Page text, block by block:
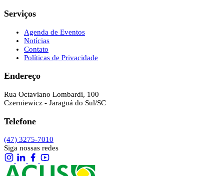
Serviços
Agenda de Eventos
Notícias
Contato
Políticas de Privacidade
Endereço
Rua Octaviano Lombardi, 100
Czerniewicz - Jaraguá do Sul/SC
Telefone
(47) 3275-7010
Siga nossas redes